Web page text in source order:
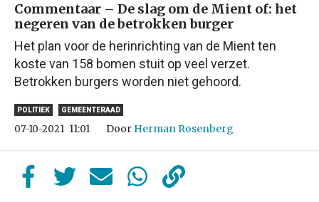
Commentaar – De slag om de Mient of: het
negeren van de betrokken burger
Het plan voor de herinrichting van de Mient ten
koste van 158 bomen stuit op veel verzet.
Betrokken burgers worden niet gehoord.
POLITIEK GEMEENTERAAD
07-10-2021 11:01 Door Herman Rosenberg